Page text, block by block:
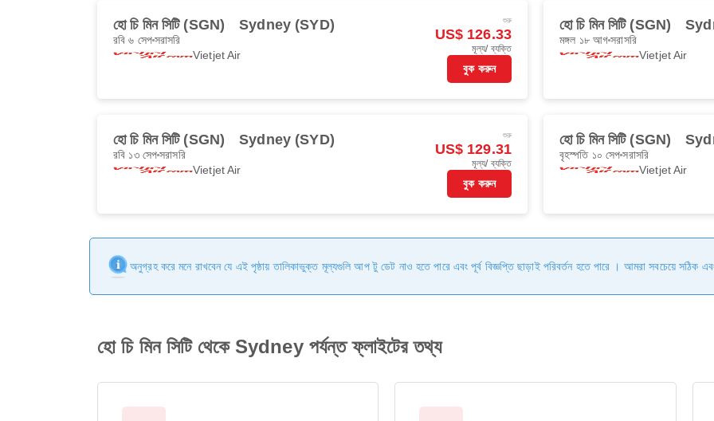
হো চি মিন সিটি (SGN) Sydney (SYD)
রবি ৬ সেপসরাসরি
Vietjet Air
শুরু
US$ 126.33
মূল্য/ ব্যক্তি
বুক করুন
হো চি মিন সিটি (SGN)
মঙ্গল ১৮ আগসরাসরি
Vietjet Air
হো চি মিন সিটি (SGN) Sydney (SYD)
রবি ১৩ সেপসরাসরি
Vietjet Air
শুরু
US$ 129.31
মূল্য/ ব্যক্তি
বুক করুন
হো চি মিন সিটি (SGN)
বৃহস্পতি ১০ সেপসরাসরি
Vietjet Air
অনুগ্রহ করে মনে রাখবেন যে এই পৃষ্ঠায় তালিকাভুক্ত মূল্যগুলি আপ টু ডেট নাও হতে পারে এবং পূর্ব বিজ্ঞপ্তি ছাড়াই পরিবর্তন হতে পারে । আমরা সবচেয়ে সঠিক
হো চি মিন সিটি থেকে Sydney পর্যন্ত ফ্লাইটের তথ্য